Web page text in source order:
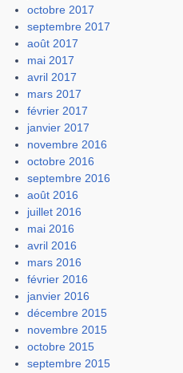
octobre 2017
septembre 2017
août 2017
mai 2017
avril 2017
mars 2017
février 2017
janvier 2017
novembre 2016
octobre 2016
septembre 2016
août 2016
juillet 2016
mai 2016
avril 2016
mars 2016
février 2016
janvier 2016
décembre 2015
novembre 2015
octobre 2015
septembre 2015